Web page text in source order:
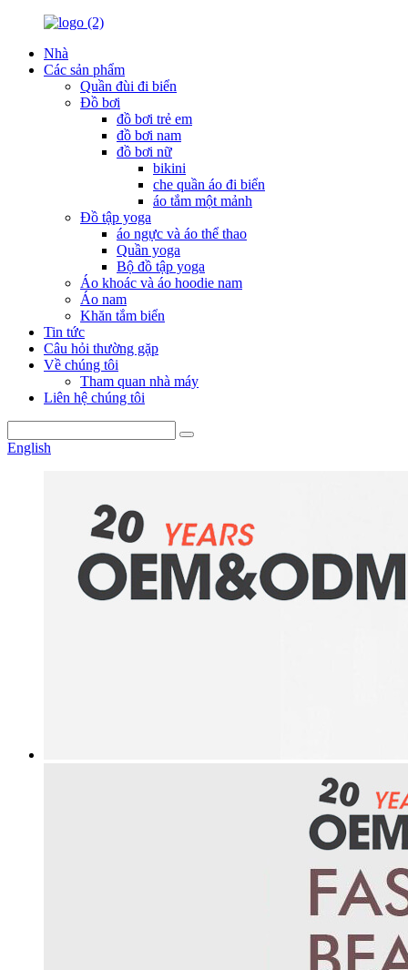
Nhà
Các sản phẩm
Quần đùi đi biển
Đồ bơi
đồ bơi trẻ em
đồ bơi nam
đồ bơi nữ
bikini
che quần áo đi biển
áo tắm một mảnh
Đồ tập yoga
áo ngực và áo thể thao
Quần yoga
Bộ đồ tập yoga
Áo khoác và áo hoodie nam
Áo nam
Khăn tắm biển
Tin tức
Câu hỏi thường gặp
Về chúng tôi
Tham quan nhà máy
Liên hệ chúng tôi
English